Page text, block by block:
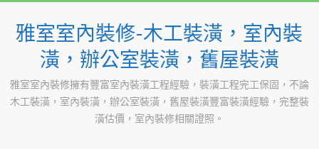
content
雅室室內裝修-木工裝潢，室內裝
潢，辦公室裝潢，舊屋裝潢
雅室室內裝修擁有豐富室內裝潢工程經驗，裝潢工程完工保固，不論
木工裝潢，室內裝潢，辦公室裝潢，舊屋裝潢豐富裝潢經驗，完整裝
潢估價，室內裝修相關證照。